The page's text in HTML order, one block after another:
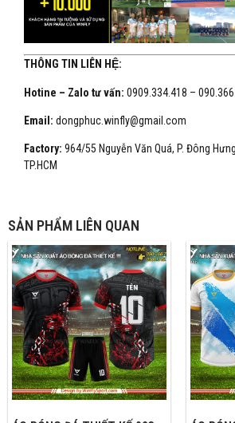
THÔNG TIN LIÊN HỆ:
Hotine – Zalo tư vấn: 0909.334.418 –
Email: dongphuc.winfly@gmail.com
Factory: 964/55 Nguyễn Văn Quá, P. Đông
TP.HCM
SẢN PHẨM LIÊN QUAN